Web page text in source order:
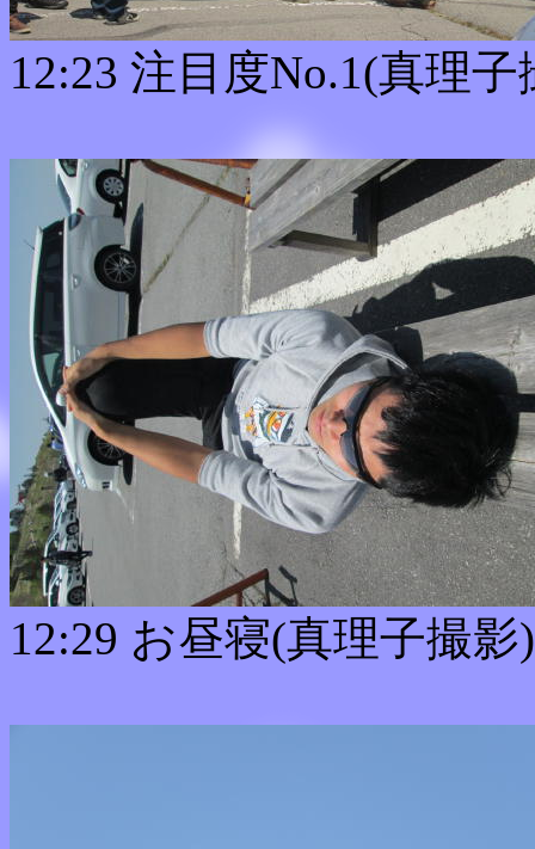
12:23 注目度No.1(真理子
12:29 お昼寝(真理子撮影)